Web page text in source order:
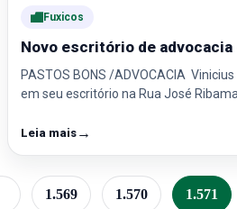
Fuxicos
Novo escritório de advocacia
PASTOS BONS /ADVOCACIA
em seu escritório na Rua José
Leia mais →
1.569 1.570 1.571